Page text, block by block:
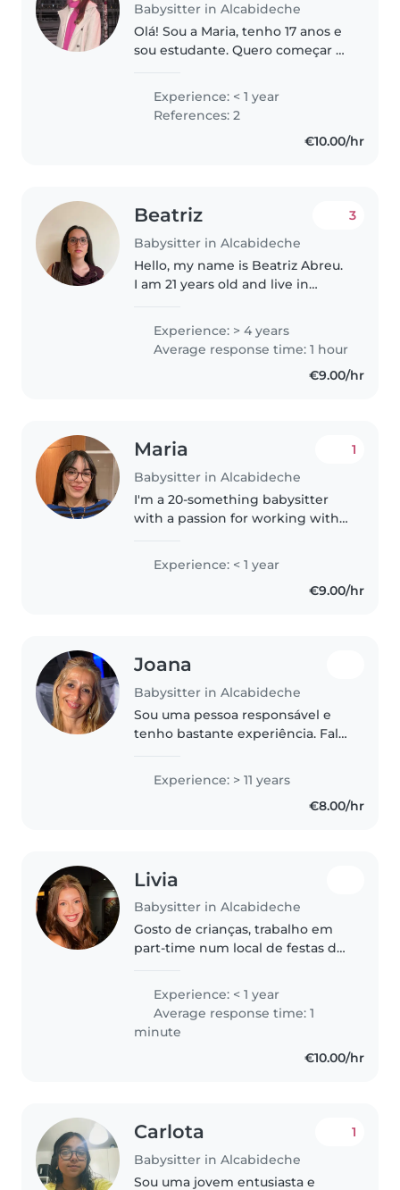
Babysitter in Alcabideche
Olá! Sou a Maria, tenho 17 anos e
sou estudante. Quero começar a
porque gosto muito de crianças
e de passar tempo com elas. Sou
uma pessoa responsável,
Experience: < 1 year
References: 2
€10.00/hr
Beatriz
Babysitter in Alcabideche
3
Hello, my name is Beatriz Abreu.
I am 21 years old and live in
to be around children which has
given me practical experience
and confidence in taking..
Experience: > 4 years
Average response time: 1 hour
€9.00/hr
Maria
Babysitter in Alcabideche
1
I'm a 20-something babysitter
with a passion for working with
pursuing a degree in Biology,
with dreams of researching
Experience: < 1 year
€9.00/hr
Joana
Babysitter in Alcabideche
Sou uma pessoa responsável e
tenho bastante experiência. Falo
Experience: > 11 years
€8.00/hr
Livia
Babysitter in Alcabideche
Gosto de crianças, trabalho em
part-time num local de festas de
idades entre os 3 e os 12 anos. Sei
cozinhar e tenho carta de
condução. Sou responsável,..
Experience: < 1 year
Average response time: 1
minute
€10.00/hr
Carlota
Babysitter in Alcabideche
1
Sou uma jovem entusiasta e